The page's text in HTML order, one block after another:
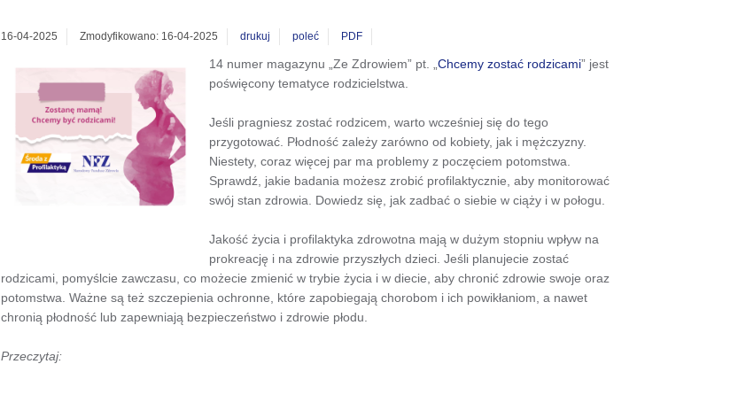
16-04-2025 Zmodyfikowano: 16-04-2025 drukuj poleć PDF
14 numer magazynu „Ze Zdrowiem” pt. „ Chcemy zostać rodzicami” jest
poświęcony tematyce rodzicielstwa.
Jeśli pragniesz zostać rodzicem, warto wcześniej się do tego
przygotować. Płodność zależy zarówno od kobiety, jak i mężczyzny.
Niestety, coraz więcej par ma problemy z poczęciem potomstwa.
Sprawdź, jakie badania możesz zrobić profilaktycznie, aby monitorować
swój stan zdrowia. Dowiedz się, jak zadbać o siebie w ciąży i w połogu.
Jakość życia i profilaktyka zdrowotna mają w dużym stopniu wpływ na
prokreację i na zdrowie przyszłych dzieci. Jeśli planujecie zostać
rodzicami, pomyślcie zawczasu, co możecie zmienić w trybie życia i w diecie, aby chronić zdrowie swoje oraz
potomstwa. Ważne są też szczepienia ochronne, które zapobiegają chorobom i ich powikłaniom, a nawet
chronią płodność lub zapewniają bezpieczeństwo i zdrowie płodu.
Przeczytaj: